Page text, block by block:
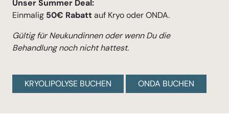
Unser Summer Deal:
Einmalig 50€ Rabattauf Kryo oder ONDA.
Gültig für Neukundinnen oder wenn Du die
Behandlung noch nicht hattest.
KRYOLIPOLYSE BUCHEN ONDA BUCHEN